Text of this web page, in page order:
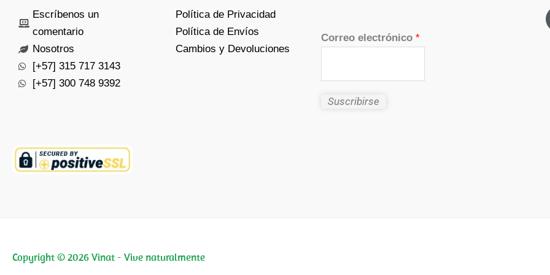
Escríbenos un
comentario
Nosotros
[+57] 315 717 3143
[+57] 300 748 9392
Política de Privacidad
Política de Envíos
Cambios y Devoluciones
Correo electrónico *
Suscribirse
Copyright © 2026 Vinat - Vive naturalmente